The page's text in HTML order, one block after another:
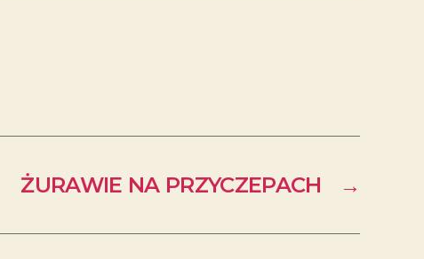
→
ŻURAWIE NA PRZYCZEPACH